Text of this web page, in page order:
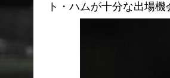
ト・ハムが十分な出場